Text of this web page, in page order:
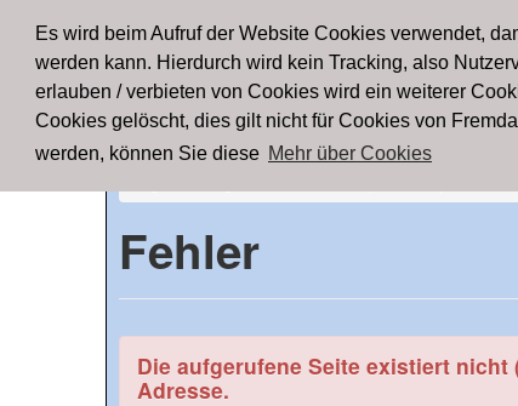
Es wird beim Aufruf der Website Cookies verwendet,
werden kann. Hierdurch wird kein Tracking, also
erlauben / verbieten von Cookies wird ein weiterer
Cookies gelöscht, dies gilt nicht für Cookies von
werden, können Sie diese Mehr über Cookies
FTD Startseite Registrieren News
Fehler
Die aufgerufene Seite existiert
Adresse.